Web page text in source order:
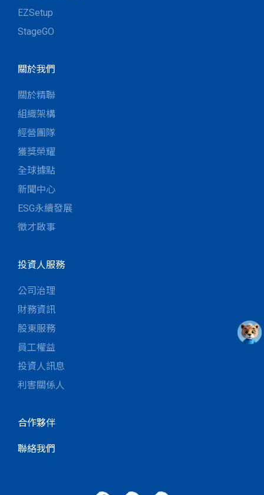
EZSetup
StageGO
關於我們
關於精聯
組織架構
經營團隊
獲獎榮耀
全球據點
新聞中心
ESG永續發展
徵才啟事
投資人服務
公司治理
財務資訊
股東服務
員工權益
投資人訊息
利害關係人
合作夥伴
聯絡我們